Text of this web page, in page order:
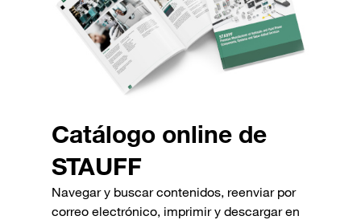
Catálogo online de
STAUFF
Navegar y buscar contenidos, reenviar por
correo electrónico, imprimir y descargar en